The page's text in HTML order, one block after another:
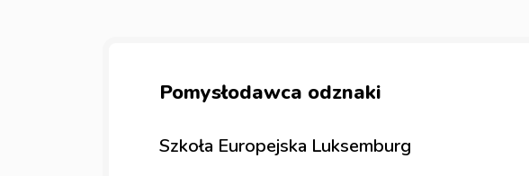
Pomysłodawca odznaki
Szkoła Europejska Luksemburg